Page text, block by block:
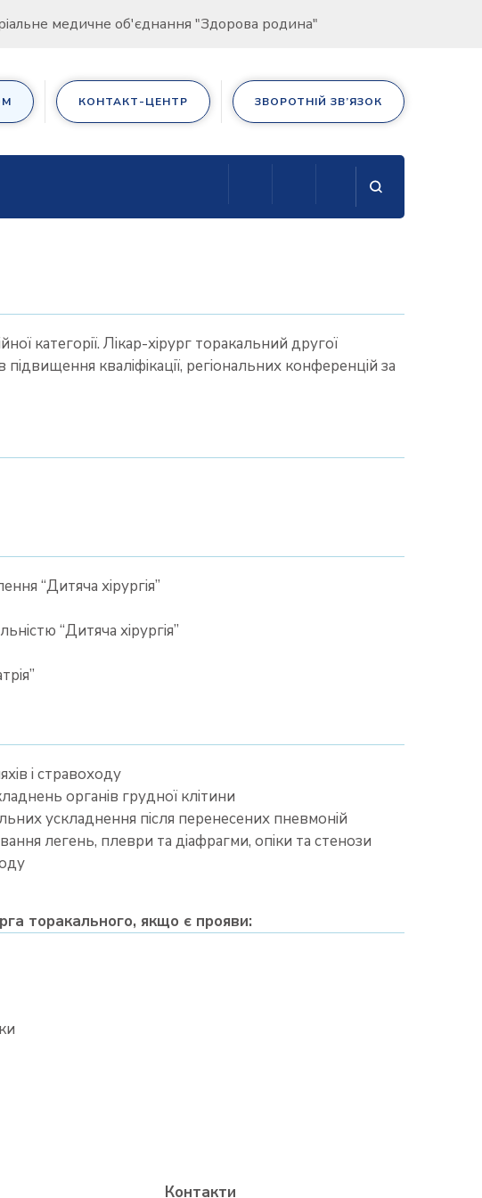
медичне об'єднання "Здорова родина"
КОНТАКТ-ЦЕНТР ЗВОРОТНІЙ ЗВ’ЯЗОК
категорії. Лікар-хірург торакальний другої
підвищення кваліфікації, регіональних конференцій за
“Дитяча хірургія”
“Дитяча хірургія”
і стравоходу
органів грудної клітини
ускладнення після перенесених пневмоній
легень, плеври та діафрагми, опіки та стенози
торакального, якщо є прояви:
Контакти